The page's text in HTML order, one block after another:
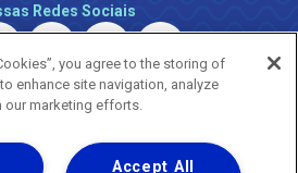
Redes Sociais
you agree to the storing of
enhance site navigation, analyze
our marketing efforts.
Accept All